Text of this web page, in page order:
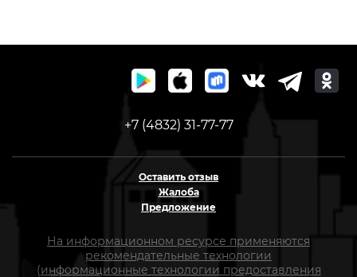
+7 (4832) 31-77-77
Оставить отзыв
Жалоба
Предложение
На информационном ресурсе применяются
рекомендательные технологии
(информационные технологии предоставления